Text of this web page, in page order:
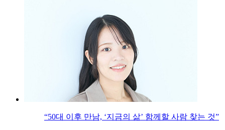
“50대 이후 만남, ‘지금의 삶’ 함께할 사람 찾는 것”